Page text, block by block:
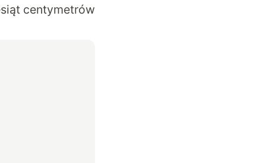
centymetrów